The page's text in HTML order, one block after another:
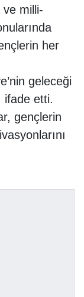
ve milli-
her
geleceği
ifade etti.
gençlerin